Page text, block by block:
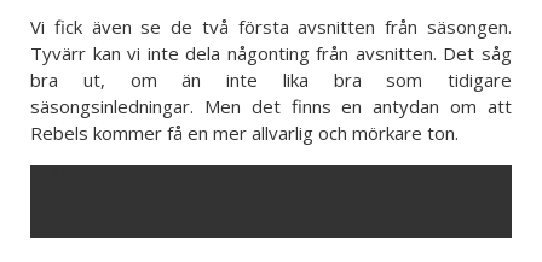
Vi fick även se de två första avsnitten från säsongen.
Tyvärr kan vi inte dela någonting från avsnitten. Det såg
bra ut, om än inte lika bra som tidigare
säsongsinledningar. Men det finns en antydan om att
Rebels kommer få en mer allvarlig och mörkare ton.